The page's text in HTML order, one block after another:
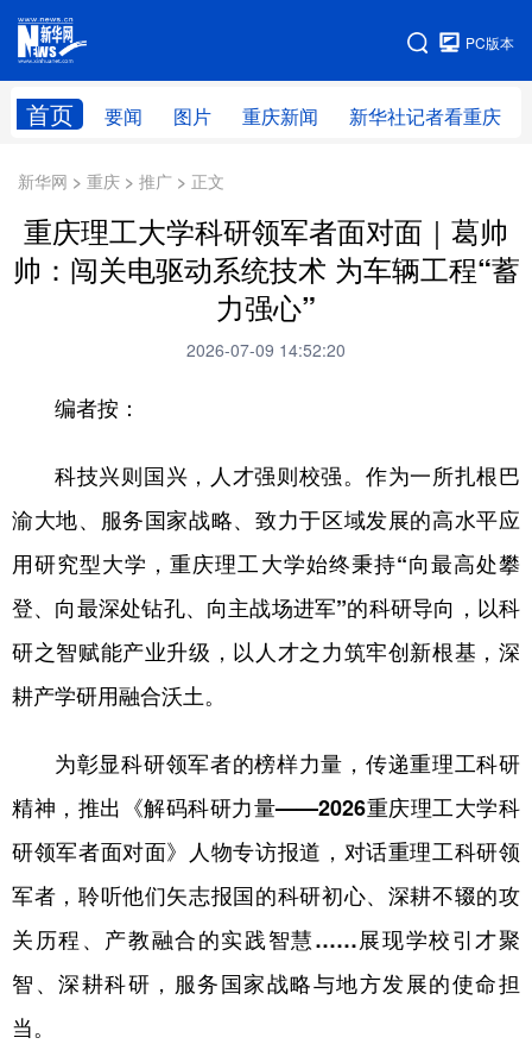
PC版本
首页 要闻 图片 重庆新闻 新华社记者看重庆
网站地图
新华网 > 重庆 > 推广 > 正文
重庆理工大学科研领军者面对面｜葛帅
帅：闯关电驱动系统技术 为车辆工程“蓄
力强心”
2026-07-09 14:52:20
编者按：
科技兴则国兴，人才强则校强。作为一所扎根巴
渝大地、服务国家战略、致力于区域发展的高水平应
用研究型大学，重庆理工大学始终秉持“向最高处攀
登、向最深处钻孔、向主战场进军”的科研导向，以科
研之智赋能产业升级，以人才之力筑牢创新根基，深
耕产学研用融合沃土。
为彰显科研领军者的榜样力量，传递重理工科研
精神，推出《解码科研力量——2026重庆理工大学科
研领军者面对面》人物专访报道，对话重理工科研领
军者，聆听他们矢志报国的科研初心、深耕不辍的攻
关历程、产教融合的实践智慧……展现学校引才聚
智、深耕科研，服务国家战略与地方发展的使命担
当。